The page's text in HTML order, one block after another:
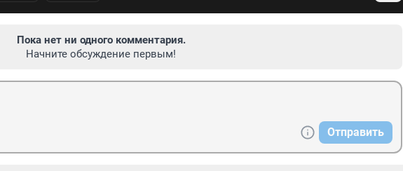
Пока нет ни одного комментария.
Начните обсуждение первым!
Отправить